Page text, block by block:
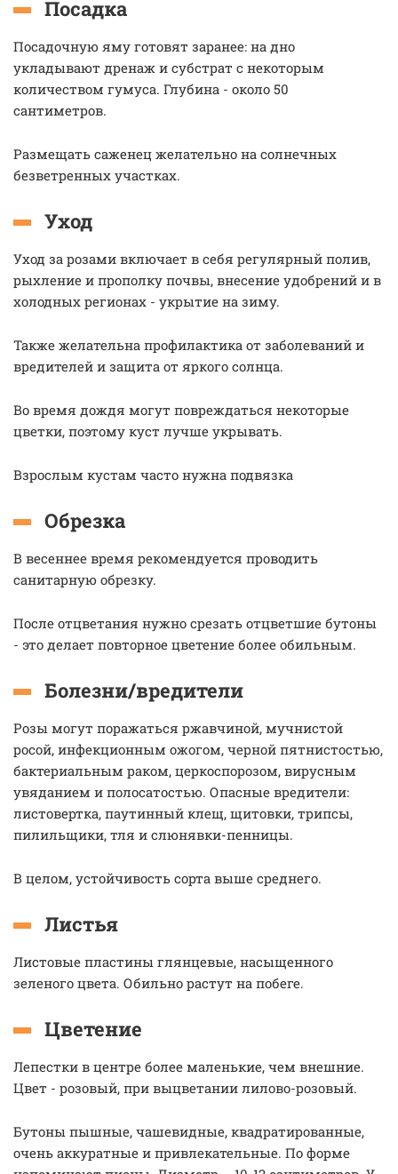
Посадка
Посадочную яму готовят заранее: на дно
укладывают дренаж и субстрат с некоторым
количеством гумуса. Глубина - около 50
сантиметров.
Размещать саженец желательно на солнечных
безветренных участках.
Уход
Уход за розами включает в себя регулярный полив,
рыхление и прополку почвы, внесение удобрений и в
холодных регионах - укрытие на зиму.
Также желательна профилактика от заболеваний и
вредителей и защита от яркого солнца.
Во время дождя могут повреждаться некоторые
цветки, поэтому куст лучше укрывать.
Взрослым кустам часто нужна подвязка
Обрезка
В весеннее время рекомендуется проводить
санитарную обрезку.
После отцветания нужно срезать отцветшие бутоны
- это делает повторное цветение более обильным.
Болезни/вредители
Розы могут поражаться ржавчиной, мучнистой
росой, инфекционным ожогом, черной пятнистостью,
бактериальным раком, церкоспорозом, вирусным
увяданием и полосатостью. Опасные вредители:
листовертка, паутинный клещ, щитовки, трипсы,
пилильщики, тля и слюнявки-пенницы.
В целом, устойчивость сорта выше среднего.
Листья
Листовые пластины глянцевые, насыщенного
зеленого цвета. Обильно растут на побеге.
Цветение
Лепестки в центре более маленькие, чем внешние.
Цвет - розовый, при выцветании лилово-розовый.
Бутоны пышные, чашевидные, квадратированные,
очень аккуратные и привлекательные. По форме